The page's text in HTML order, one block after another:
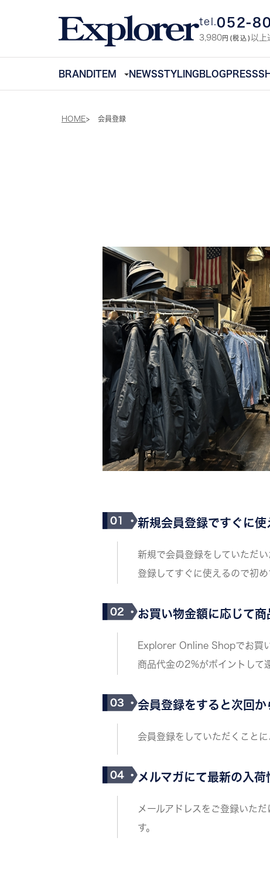
tel.052-
3,980円(税込)以上
BRANDITEM NEWSSTYLINGBLOGPRESS
HOME 会員登録
新規会員登録ですぐに
新規で会員登録をしていただ
登録してすぐに使えるので初
お買い物金額に応じて商
Explorer Online Shopでお買
商品代金の2%がポイントして
会員登録をすると次回か
会員登録をしていただくこと
メルマガにて最新の入
メールアドレスをご登録いた
す。